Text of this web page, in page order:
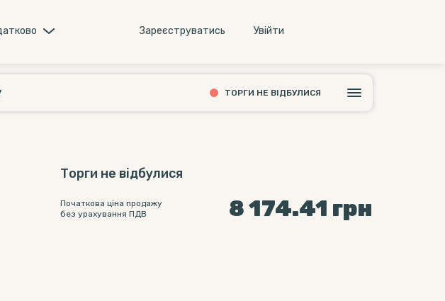
Зареєструватись Увiйти
ТОРГИ НЕ ВІДБУЛИСЯ
Торги не відбулися
Початкова ціна продажу
без урахування ПДВ
8 174.41 грн